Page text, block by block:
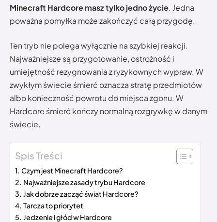
Minecraft Hardcore masz tylko jedno życie. Jedna
poważna pomyłka może zakończyć całą przygodę.
Ten tryb nie polega wyłącznie na szybkiej reakcji.
Najważniejsze są przygotowanie, ostrożność i
umiejętność rezygnowania z ryzykownych wypraw. W
zwykłym świecie śmierć oznacza stratę przedmiotów
albo konieczność powrotu do miejsca zgonu. W
Hardcore śmierć kończy normalną rozgrywkę w danym
świecie.
Spis Treści
Czym jest Minecraft Hardcore?
Najważniejsze zasady trybu Hardcore
Jak dobrze zacząć świat Hardcore?
Tarcza to priorytet
Jedzenie i głód w Hardcore